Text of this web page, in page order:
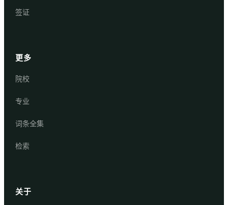
签证
更多
院校
专业
词条全集
检索
关于